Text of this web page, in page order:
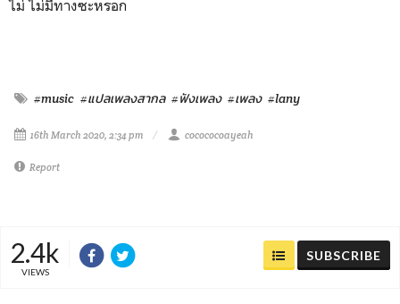
ไม่ ไม่มีทางซะหรอก
#music #แปลเพลงสากล #ฟังเพลง #เพลง #lany
16th March 2020, 2:34 pm cocococoayeah
Report
2.4k
VIEWS
SUBSCRIBE